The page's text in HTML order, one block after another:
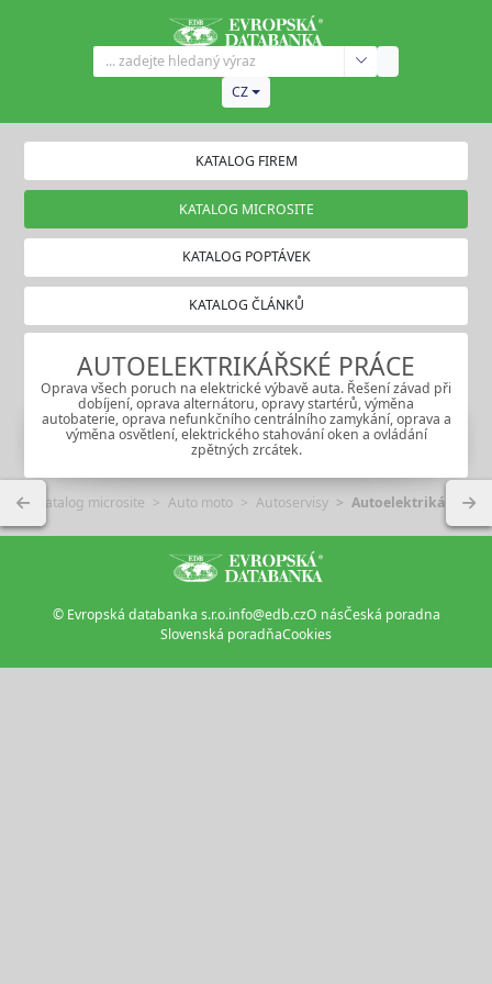
CZ
KATALOG FIREM
KATALOG MICROSITE
KATALOG POPTÁVEK
KATALOG ČLÁNKŮ
AUTOELEKTRIKÁŘSKÉ PRÁCE
Oprava všech poruch na elektrické výbavě auta. Řešení závad při
dobíjení, oprava alternátoru, opravy startérů, výměna
autobaterie, oprava nefunkčního centrálního zamykání, oprava a
výměna osvětlení, elektrického stahování oken a ovládání
zpětných zrcátek.
Katalog microsite Auto moto Autoservisy Autoelektrikáři
© Evropská databanka s.r.o.info@edb.czO násČeská poradna
Slovenská poradňaCookies